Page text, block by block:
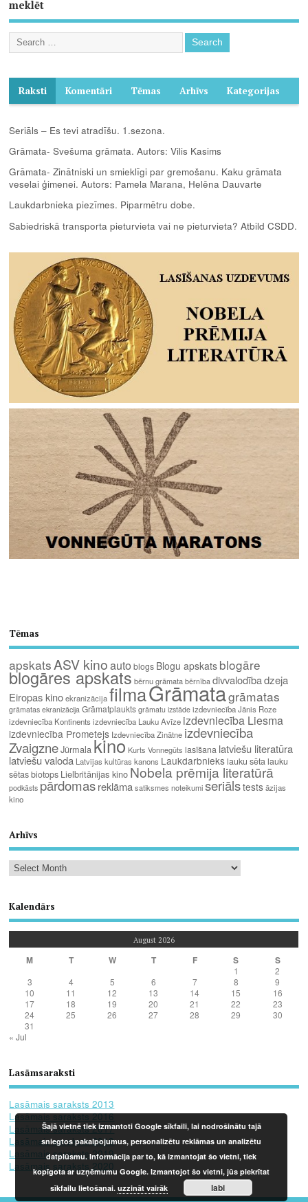
meklēt
Raksti Komentāri Tēmas Arhīvs Kategorijas
Seriāls – Es tevi atradīšu. 1.sezona.
Grāmata- Svešuma grāmata. Autors: Vilis Kasims
Grāmata- Zinātniski un smieklīgi par gremošanu. Kaku grāmata
veselai ģimenei. Autors: Pamela Marana, Helēna Dauvarte
Laukdarbnieka piezīmes. Piparmētru dobe.
Sabiedriskā transporta pieturvieta vai ne pieturvieta? Atbild CSDD.
Tēmas
apskats ASV kinoauto blogs Blogu apskats blogāre
blogāres apskats bērnu grāmata bērnība divvalodībadzeja
Eiropas kino ekranizācija filmaGrāmatagrāmatas
grāmatas ekranizācija Grāmatplaukts grāmatu izstāde izdevniecība Jānis Roze
izdevniecība Kontinents izdevniecība Lauku Avīze izdevniecība Liesma
izdevniecība Prometejs Izdevniecība Zinātne izdevniecība
ZvaigzneJūrmala kino Kurts Vonnegūts lasīšana latviešu literatūra
latviešu valoda Latvijas kultūras kanons Laukdarbniekslauku sētalauku
sētas biotops Lielbritānijas kino Nobela prēmija literatūrā
podkāsts pārdomasreklāma satiksmes noteikumi seriālstests āzijas
kino
Arhīvs
Kalendārs
August 2026
M T W T F S S
1
2
3
4 5 6 7 8
9
10
11 12 13 14 15
16
17
18 19 20 21 22
23
24
25 26 27 28 29
30
31
« Jul
Lasāmsaraksti
Lasāmais saraksts 2013
Lasāmais saraksts 2016
Lasāmais saraksts 2017
Lasāmais saraksts 2018
Lasāmais saraksts 2019
Lasāmais saraksts 2020
Šajā vietnē tiek izmantoti Google sīkfaili, lai nodrošinātu tajā
sniegtos pakalpojumus, personalizētu reklāmas un analizētu
datplūsmu. Informācija par to, kā izmantojat šo vietni, tiek
kopīgota ar uzņēmumu Google. Izmantojot šo vietni, jūs piekrītat
sīkfailu lietošanai.uzzināt vairāk labi